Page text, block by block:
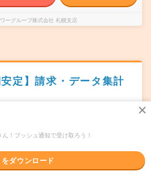
ーグループ株式会社 札幌支店
定】請求・データ集計
ら徒歩3分
！プッシュ通知で受け取ろう！
ダウンロード